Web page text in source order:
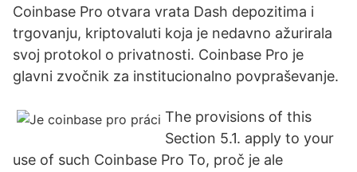
Coinbase Pro otvara vrata Dash depozitima i
trgovanju, kriptovaluti koja je nedavno ažurirala
svoj protokol o privatnosti. Coinbase Pro je
glavni zvočnik za institucionalno povpraševanje.
The provisions of this
Section 5.1. apply to your
use of such Coinbase Pro To, proč je ale